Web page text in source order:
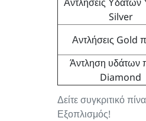
Δείτε συγκριτικό
Εξοπλισμός!
Silver
Αντλήσεις Gold
Άντληση υδάτων
Diamond